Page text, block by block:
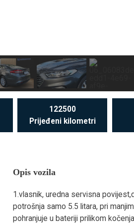
122500
Prijeđeni kilometri
Opis vozila
1.vlasnik, uredna servisna
potrošnja samo 5.5 litara, pri
pohranjuje u bateriji prilikom